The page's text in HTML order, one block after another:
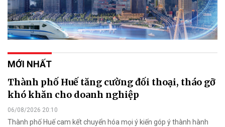
MỚI NHẤT
Thành phố Huế tăng cường đối thoại, tháo gỡ
khó khăn cho doanh nghiệp
06/08/2026 20:10
Thành phố Huế cam kết chuyển hóa mọi ý kiến góp ý thành hành